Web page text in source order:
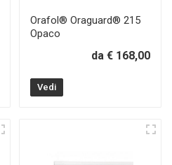
Orafol® Oraguard® 215
Opaco
da € 168,00
Vedi